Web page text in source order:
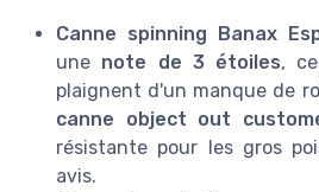
Canne spinning Banax
une note de 3 étoiles,
plaignent d'un manque de
canne object out
résistante pour les gros
avis.